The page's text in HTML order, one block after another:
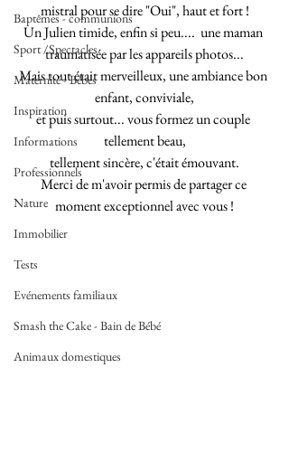
Baptêmes - communions
Sport /Spectacles
Maternité - Bébés
Inspiration
Informations
Professionnels
Nature
Immobilier
Tests
Evénements familiaux
Smash the Cake - Bain de Bébé
Animaux domestiques
mistral pour se dire "Oui", haut et fort !
Un Julien timide, enfin si peu....  une maman
traumatisée par les appareils photos...
Mais tout était merveilleux, une ambiance bon
enfant, conviviale,
et puis surtout... vous formez un couple
tellement beau,
tellement sincère, c'était émouvant.
Merci de m'avoir permis de partager ce
moment exceptionnel avec vous !